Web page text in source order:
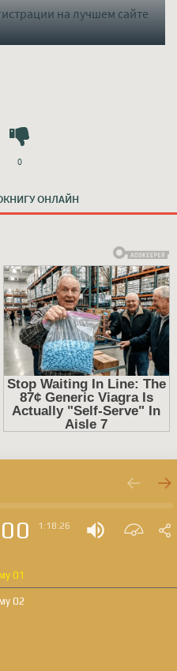
на лучшем сайте
ОНЛАЙН
0
1:18:26
01
02